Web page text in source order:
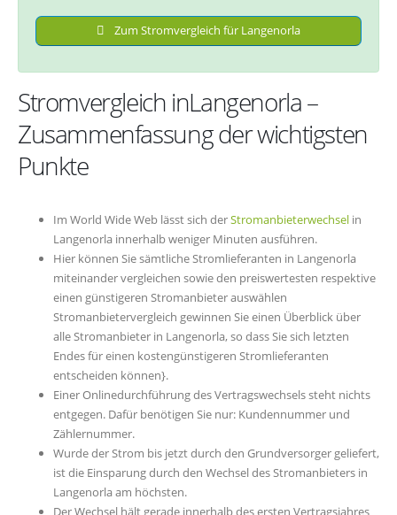
Zum Stromvergleich für Langenorla
Stromvergleich inLangenorla –
Zusammenfassung der wichtigsten
Punkte
Im World Wide Web lässt sich derStromanbieterwechsel in
Langenorla innerhalb weniger Minuten ausführen.
Hier können Sie sämtliche Stromlieferanten in Langenorla
miteinander vergleichen sowie den preiswertesten respektive
einen günstigeren Stromanbieter auswählen
Stromanbietervergleich gewinnen Sie einen Überblick über
alle Stromanbieter in Langenorla, so dass Sie sich letzten
Endes für einen kostengünstigeren Stromlieferanten
entscheiden können}.
Einer Onlinedurchführung des Vertragswechsels steht nichts
entgegen. Dafür benötigen Sie nur: Kundennummer und
Zählernummer.
Wurde der Strom bis jetzt durch den Grundversorger geliefert,
ist die Einsparung durch den Wechsel des Stromanbieters in
Langenorla am höchsten.
Der Wechsel hält gerade innerhalb des ersten Vertragsjahres